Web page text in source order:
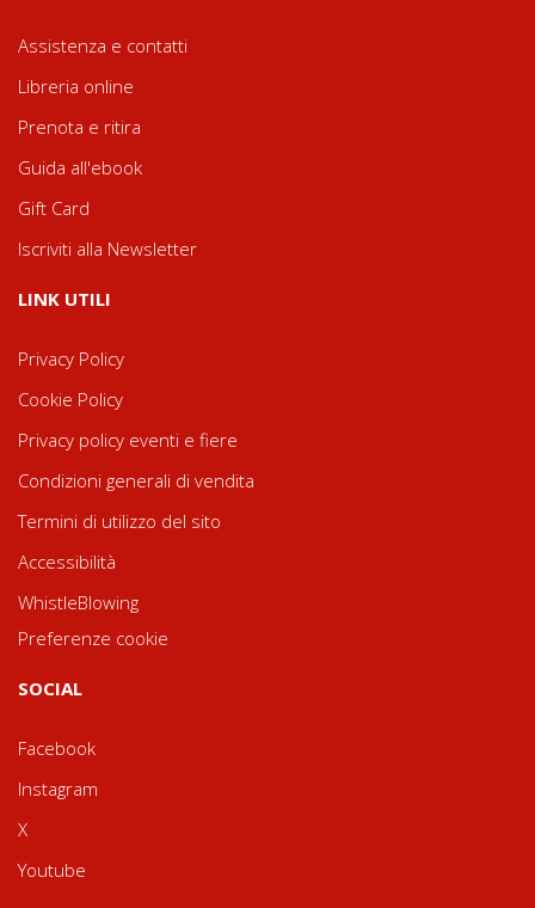
Assistenza e contatti
Libreria online
Prenota e ritira
Guida all'ebook
Gift Card
Iscriviti alla Newsletter
LINK UTILI
Privacy Policy
Cookie Policy
Privacy policy eventi e fiere
Condizioni generali di vendita
Termini di utilizzo del sito
Accessibilità
WhistleBlowing
Preferenze cookie
SOCIAL
Facebook
Instagram
X
Youtube